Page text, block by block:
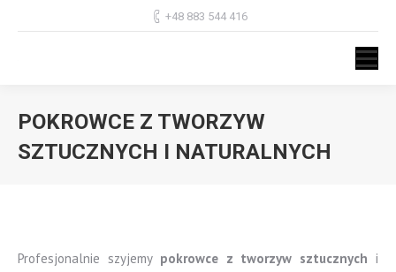
+48 883 544 416
POKROWCE Z TWORZYW
SZTUCZNYCH I NATURALNYCH
Profesjonalnie szyjemy pokrowce z tworzyw sztucznych i